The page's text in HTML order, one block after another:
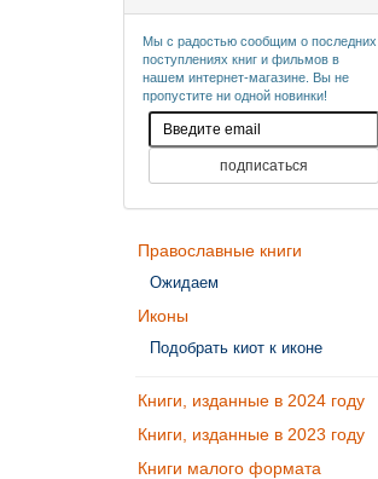
Мы с радостью сообщим о последних
поступлениях книг и фильмов в
нашем интернет-магазине. Вы не
пропустите ни одной новинки!
Православные книги
Ожидаем
Иконы
Подобрать киот к иконе
Книги, изданные в 2024 году
Книги, изданные в 2023 году
Книги малого формата